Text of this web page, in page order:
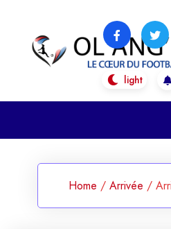
content
OL
Le coeur du football féminin
Home / Arrivée /